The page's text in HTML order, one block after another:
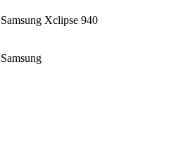
Samsung Xclipse 940
Samsung